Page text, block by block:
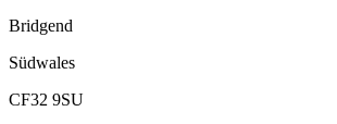
Bridgend
Südwales
CF32 9SU